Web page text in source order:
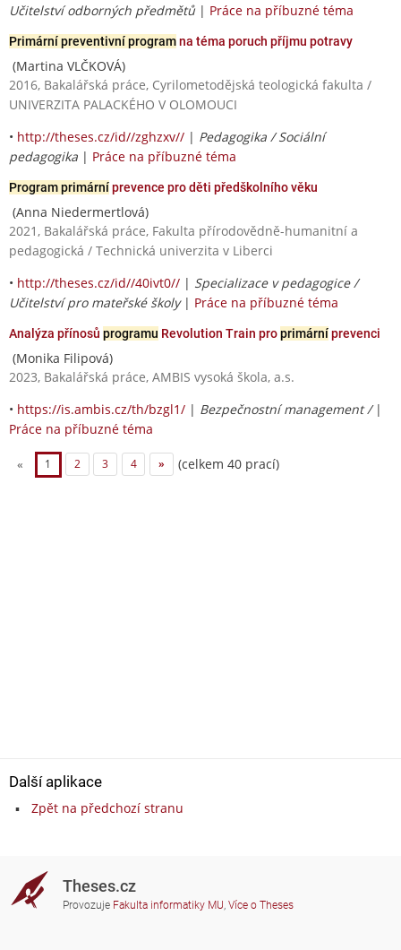
Učitelství odborných předmětů | Práce na příbuzné téma
Primární preventivní programna téma poruch příjmu potravy
(Martina VLČKOVÁ)
2016, Bakalářská práce, Cyrilometodějská teologická fakulta /
UNIVERZITA PALACKÉHO V OLOMOUCI
• http://theses.cz/id//zghzxv// | Pedagogika / Sociální
pedagogika | Práce na příbuzné téma
Program primárníprevence pro děti předškolního věku
(Anna Niedermertlová)
2021, Bakalářská práce, Fakulta přírodovědně-humanitní a
pedagogická / Technická univerzita v Liberci
• http://theses.cz/id//40ivt0// | Specializace v pedagogice /
Učitelství pro mateřské školy| Práce na příbuzné téma
Analýza přínosů programu Revolution Train proprimárníprevenci
(Monika Filipová)
2023, Bakalářská práce, AMBIS vysoká škola, a.s.
• https://is.ambis.cz/th/bzgl1/ | Bezpečnostní management / |
Práce na příbuzné téma
« 1 2 3 4 » (celkem 40 prací)
Další aplikace
Zpět na předchozí stranu
Theses.cz
Provozuje Fakulta informatiky MU, Více o Theses